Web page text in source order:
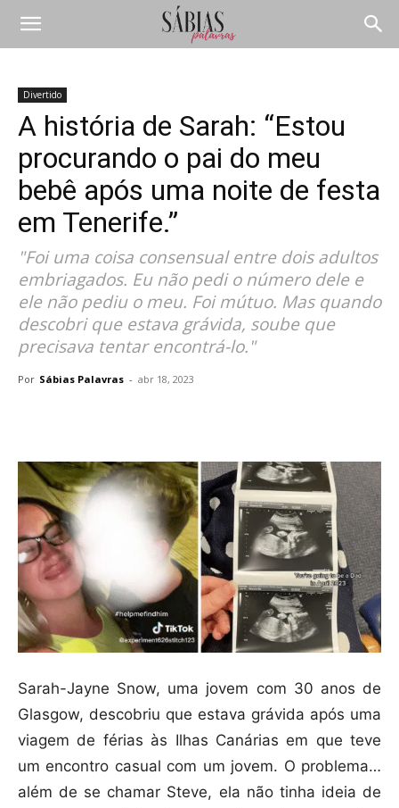
Divertido
A história de Sarah: “Estou
procurando o pai do meu
bebê após uma noite de festa
em Tenerife.”
"Foi uma coisa consensual entre dois adultos
embriagados. Eu não pedi o número dele e
ele não pediu o meu. Foi mútuo. Mas quando
descobri que estava grávida, soube que
precisava tentar encontrá-lo."
Por Sábias Palavras - abr 18, 2023
Sarah-Jayne Snow, uma jovem com 30 anos de
Glasgow, descobriu que estava grávida após uma
viagem de férias às Ilhas Canárias em que teve
um encontro casual com um jovem. O problema…
além de se chamar Steve, ela não tinha ideia de